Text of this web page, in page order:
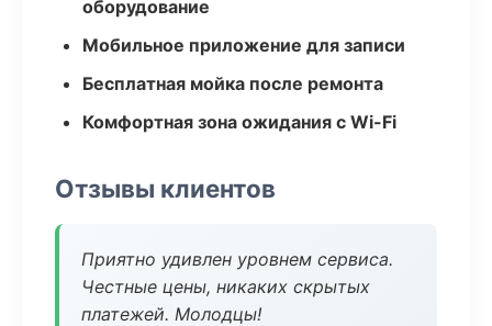
оборудование
Мобильное приложение для записи
Бесплатная мойка после ремонта
Комфортная зона ожидания с Wi-Fi
Отзывы клиентов
Приятно удивлен уровнем сервиса.
Честные цены, никаких скрытых
платежей. Молодцы!